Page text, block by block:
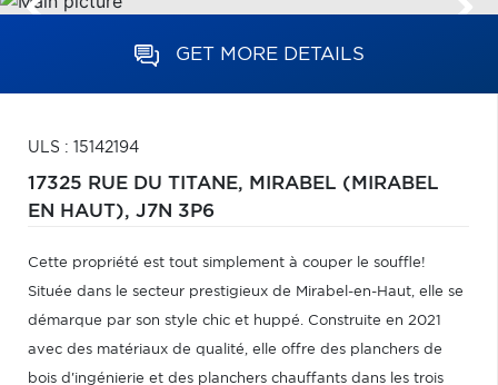
GET MORE DETAILS
ULS : 15142194
17325 RUE DU TITANE, MIRABEL (MIRABEL
EN HAUT), J7N 3P6
Cette propriété est tout simplement à couper le souffle!
Située dans le secteur prestigieux de Mirabel-en-Haut, elle se
démarque par son style chic et huppé. Construite en 2021
avec des matériaux de qualité, elle offre des planchers de
bois d'ingénierie et des planchers chauffants dans les trois